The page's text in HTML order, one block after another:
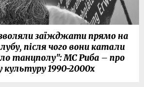
заїжджати прямо на
після чого вони катали
танцполу": МС Риба – про
культуру 1990-2000х